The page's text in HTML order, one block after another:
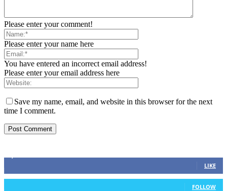
Please enter your comment!
Please enter your name here
You have entered an incorrect email address!
Please enter your email address here
Save my name, email, and website in this browser for the next
time I comment.
LIKE
0 Followers
FOLLOW